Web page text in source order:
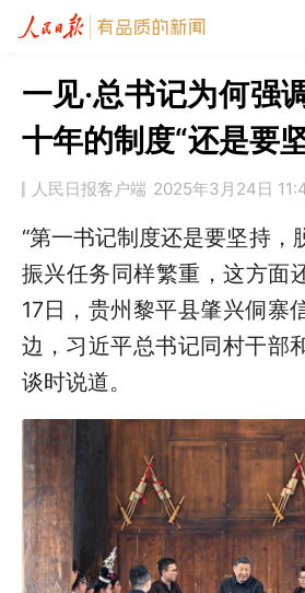
一见·总书记为何强
十年的制度“还是要
人民日报客户端 2025年3月24日
“第一书记制度还是要坚持，
振兴任务同样繁重，这方面
17日，贵州黎平县肇兴侗寨
边，习近平总书记同村干部
谈时说道。